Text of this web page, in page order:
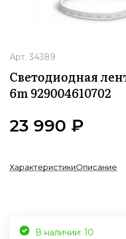
Арт. 34389
Светодиодная
6m 929004610702
23 990 ₽
ХарактеристикиОписание
В наличии: 10